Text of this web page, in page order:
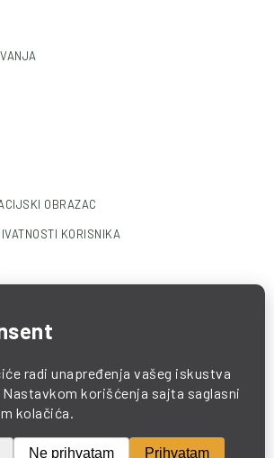
OBRAZAC
KORISNIKA
COMO. All Rights Reserved